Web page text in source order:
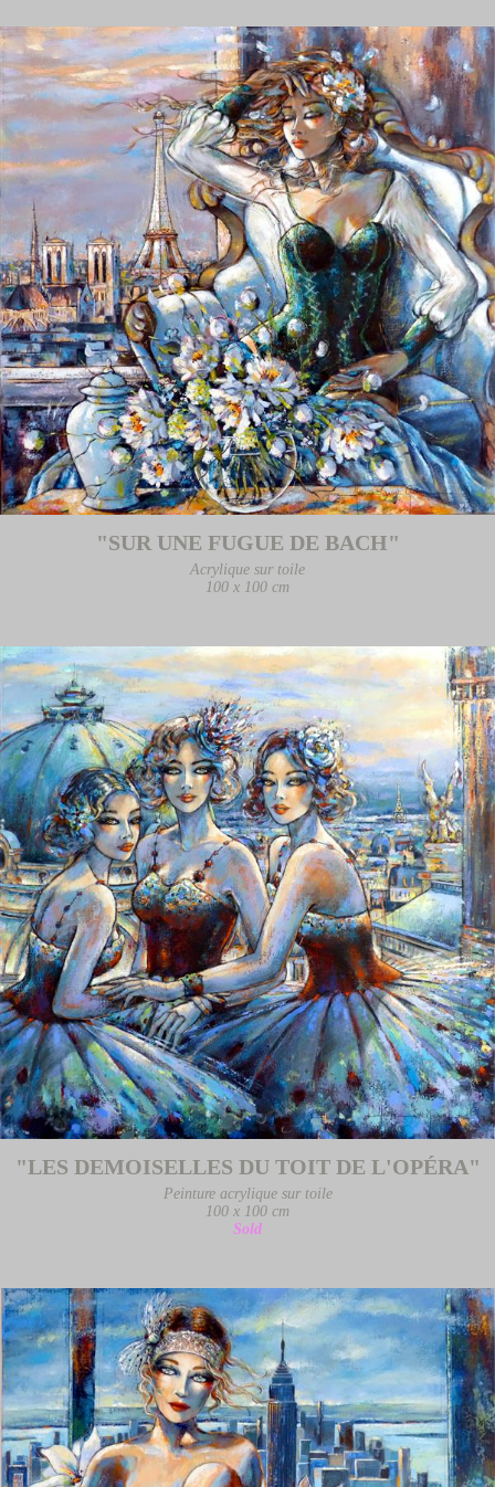
"SUR UNE FUGUE DE BACH"
Acrylique sur toile
100 x 100 cm
"LES DEMOISELLES DU TOIT DE L'OPÉRA"
Peinture acrylique sur toile
100 x 100 cm
Sold